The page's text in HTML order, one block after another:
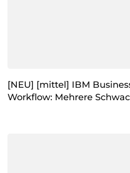
[NEU] [mittel] IBM
Workflow: Mehrere